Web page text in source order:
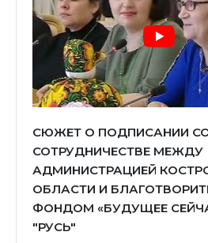
СЮЖЕТ О ПОДПИСАНИИ
СОТРУДНИЧЕСТВЕ МЕЖДУ
АДМИНИСТРАЦИЕЙ
ОБЛАСТИ И
ФОНДОМ «БУДУЩЕЕ
"РУСЬ"